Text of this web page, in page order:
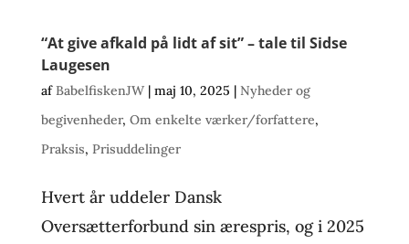
“At give afkald på lidt af sit” – tale til Sidse
Laugesen
afBabelfiskenJW| maj 10, 2025 | Nyheder og
begivenheder, Om enkelte værker/forfattere,
Praksis, Prisuddelinger
Hvert år uddeler Dansk
Oversætterforbund sin ærespris, og i 2025